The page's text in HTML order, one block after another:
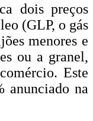
dois preços
(GLP, o gás
menores e
ou a granel,
Este
anunciado na